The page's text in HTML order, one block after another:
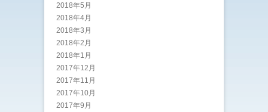
2018年5月
2018年4月
2018年3月
2018年2月
2018年1月
2017年12月
2017年11月
2017年10月
2017年9月